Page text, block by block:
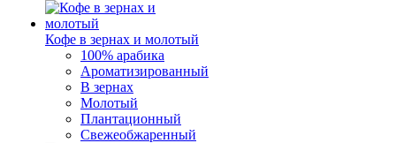
Кофе в зернах и молотый
100% арабика
Ароматизированный
В зернах
Молотый
Плантационный
Свежеобжаренный